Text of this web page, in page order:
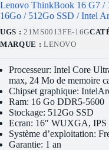
Lenovo ThinkBook 16 G7 /
16Go / 512Go SSD / Intel
UGS : 21MS0013FE-16G
MARQUE : LENOVO
Processeur: Intel Core
max, 24 Mo de memoire
Chipset graphique:
Ram: 16 Go DDR5-5600
Stockage: 512Go SSD
Ecran: 16″ WUXGA, IPS
Système d’exploitation:
Garantie: 1 an